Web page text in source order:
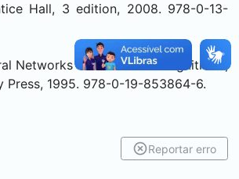
Hall, 3 edition, 2008. 978-0-13-
Networks for Pattern Recognition. ,
Press, 1995. 978-0-19-853864-6.
Reportar erro